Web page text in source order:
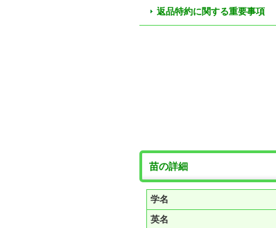
返品特約に関する重要事項
苗の詳細
学名
英名